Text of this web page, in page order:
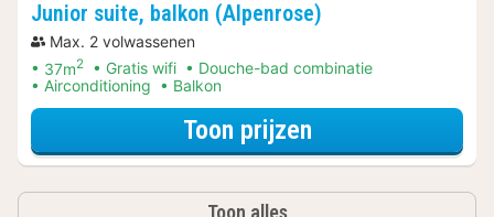
Junior suite, balkon (Alpenrose)
Max. 2 volwassenen
37m2 Gratis wifi
Douche-bad combinatie
Airconditioning
Balkon
Toon prijzenvoor Junior